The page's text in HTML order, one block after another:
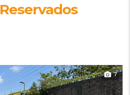
Reservados
7